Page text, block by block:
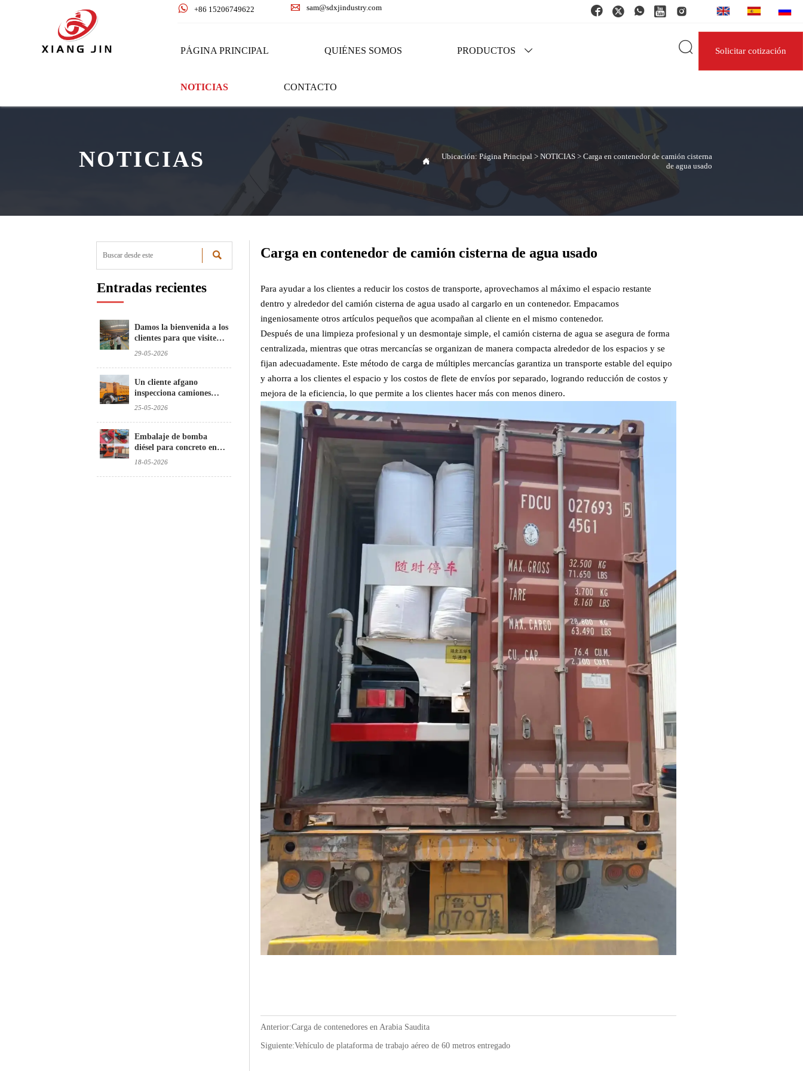
 +86 15206749622  sam@sdxjindustry.com     
PÁGINA PRINCIPAL QUIÉNES SOMOS PRODUCTOS 
NOTICIAS CONTACTO
 Solicitar cotización
NOTICIAS 
Ubicación:Página Principal >NOTICIAS >Carga en contenedor de camión cisterna
de agua usado

Entradas recientes
Damos la bienvenida a los
clientes para que visiten e
inspeccionen nuestros
29-05-2026
Un cliente afgano
inspecciona camiones
volquete usados
25-05-2026
Embalaje de bomba
diésel para concreto en
Brasil
18-05-2026
Carga en contenedor de camión cisterna de agua usado
Para ayudar a los clientes a reducir los costos de transporte, aprovechamos al máximo el espacio restante
dentro y alrededor del camión cisterna de agua usado al cargarlo en un contenedor. Empacamos
ingeniosamente otros artículos pequeños que acompañan al cliente en el mismo contenedor.
Después de una limpieza profesional y un desmontaje simple, el camión cisterna de agua se asegura de forma
centralizada, mientras que otras mercancías se organizan de manera compacta alrededor de los espacios y se
fijan adecuadamente. Este método de carga de múltiples mercancías garantiza un transporte estable del equipo
y ahorra a los clientes el espacio y los costos de flete de envíos por separado, logrando reducción de costos y
mejora de la eficiencia, lo que permite a los clientes hacer más con menos dinero.
Anterior:Carga de contenedores en Arabia Saudita
Siguiente:Vehículo de plataforma de trabajo aéreo de 60 metros entregado